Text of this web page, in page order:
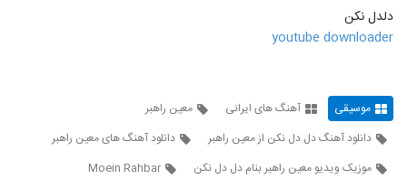
554
دانلود آهنگ جان جانان از امین غلامی به
همراه متن ترانه
۴,۰۳۹ بازدید
دلدل نکن
youtube downloader
موسیقی آهنگ های ایرانی
معین راهبر
دانلود آهنگ دل دل نکن از معین راهبر
دانلود آهنگ های معین راهبر
موزیک ویدیو معین راهبر بنام دل دل نکن
Moein Rahbar